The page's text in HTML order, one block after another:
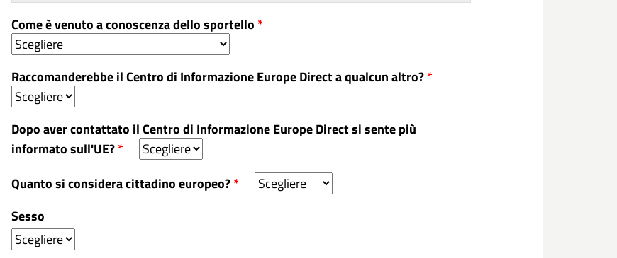
Come è venuto a conoscenza dello sportello *
Raccomanderebbe il Centro di Informazione Europe Direct a qualcun altro?*
Dopo aver contattato il Centro di Informazione Europe Direct si sente più
informato sull'UE?*
Quanto si considera cittadino europeo?*
Sesso